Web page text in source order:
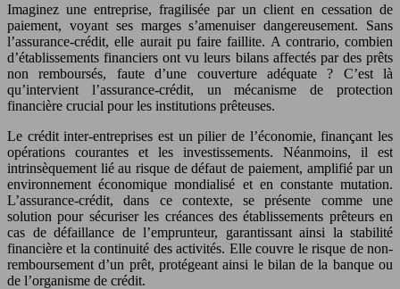
Imaginez une entreprise, fragilisée par un client en cessation de
paiement, voyant ses marges s’amenuiser dangereusement. Sans
l’assurance-crédit, elle aurait pu faire faillite. A contrario, combien
d’établissements financiers ont vu leurs bilans affectés par des prêts
non remboursés, faute d’une couverture adéquate ? C’est là
qu’intervient l’assurance-crédit, un mécanisme de protection
financière crucial pour les institutions prêteuses.
Le crédit inter-entreprises est un pilier de l’économie, finançant les
opérations courantes et les investissements. Néanmoins, il est
intrinsèquement lié au risque de défaut de paiement, amplifié par un
environnement économique mondialisé et en constante mutation.
L’assurance-crédit, dans ce contexte, se présente comme une
solution pour sécuriser les créances des établissements prêteurs en
cas de défaillance de l’emprunteur, garantissant ainsi la stabilité
financière et la continuité des activités. Elle couvre le risque de non-
remboursement d’un prêt, protégeant ainsi le bilan de la banque ou
de l’organisme de crédit.